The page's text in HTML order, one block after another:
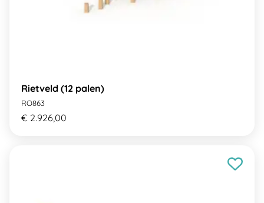
Rietveld (12 palen)
RO863
€ 2.926,00